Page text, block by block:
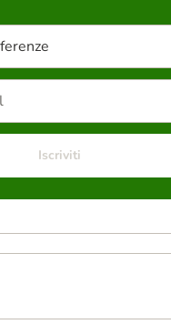
Iscriviti